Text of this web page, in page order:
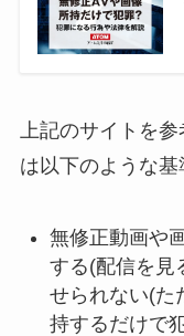
上記のサイトを
は以下のような基
無修正動画や
する(配信を見
せられない(た
持するだけで